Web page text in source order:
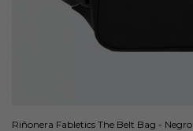
Riñonera Fabletics The Belt Bag - Negro